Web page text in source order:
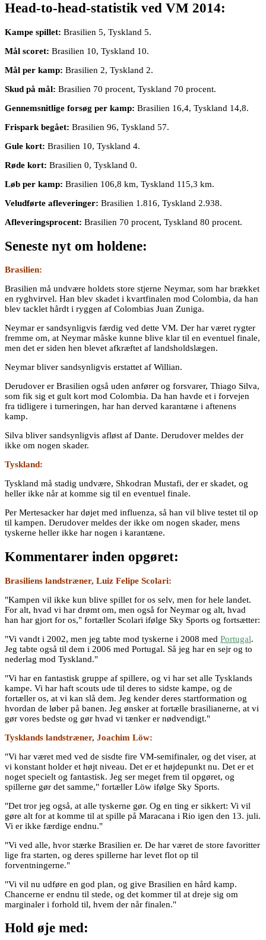
Head-to-head-statistik ved VM 2014:
Kampe spillet: Brasilien 5, Tyskland 5.
Mål scoret: Brasilien 10, Tyskland 10.
Mål per kamp: Brasilien 2, Tyskland 2.
Skud på mål: Brasilien 70 procent, Tyskland 70 procent.
Gennemsnitlige forsøg per kamp: Brasilien 16,4, Tyskland 14,8.
Frispark begået: Brasilien 96, Tyskland 57.
Gule kort: Brasilien 10, Tyskland 4.
Røde kort: Brasilien 0, Tyskland 0.
Løb per kamp: Brasilien 106,8 km, Tyskland 115,3 km.
Veludførte afleveringer: Brasilien 1.816, Tyskland 2.938.
Afleveringsprocent: Brasilien 70 procent, Tyskland 80 procent.
Seneste nyt om holdene:
Brasilien:
Brasilien må undvære holdets store stjerne Neymar, som har brækket
en ryghvirvel. Han blev skadet i kvartfinalen mod Colombia, da han
blev tacklet hårdt i ryggen af Colombias Juan Zuniga.
Neymar er sandsynligvis færdig ved dette VM. Der har været rygter
fremme om, at Neymar måske kunne blive klar til en eventuel finale,
men det er siden hen blevet afkræftet af landsholdslægen.
Neymar bliver sandsynligvis erstattet af Willian.
Derudover er Brasilien også uden anfører og forsvarer, Thiago Silva,
som fik sig et gult kort mod Colombia. Da han havde et i forvejen
fra tidligere i turneringen, har han derved karantæne i aftenens
kamp.
Silva bliver sandsynligvis afløst af Dante. Derudover meldes der
ikke om nogen skader.
Tyskland:
Tyskland må stadig undvære, Shkodran Mustafi, der er skadet, og
heller ikke når at komme sig til en eventuel finale.
Per Mertesacker har døjet med influenza, så han vil blive testet til op
til kampen. Derudover meldes der ikke om nogen skader, mens
tyskerne heller ikke har nogen i karantæne.
Kommentarer inden opgøret:
Brasiliens landstræner, Luiz Felipe Scolari:
"Kampen vil ikke kun blive spillet for os selv, men for hele landet.
For alt, hvad vi har drømt om, men også for Neymar og alt, hvad
han har gjort for os," fortæller Scolari ifølge Sky Sports og fortsætter:
"Vi vandt i 2002, men jeg tabte mod tyskerne i 2008 med Portugal.
Jeg tabte også til dem i 2006 med Portugal. Så jeg har en sejr og to
nederlag mod Tyskland."
"Vi har en fantastisk gruppe af spillere, og vi har set alle Tysklands
kampe. Vi har haft scouts ude til deres to sidste kampe, og de
fortæller os, at vi kan slå dem. Jeg kender deres startformation og
hvordan de løber på banen. Jeg ønsker at fortælle brasilianerne, at vi
gør vores bedste og gør hvad vi tænker er nødvendigt."
Tysklands landstræner, Joachim Löw:
"Vi har været med ved de sisdte fire VM-semifinaler, og det viser, at
vi konstant holder et højt niveau. Det er et højdepunkt nu. Det er et
noget specielt og fantastisk. Jeg ser meget frem til opgøret, og
spillerne gør det samme," fortæller Löw ifølge Sky Sports.
"Det tror jeg også, at alle tyskerne gør. Og en ting er sikkert: Vi vil
gøre alt for at komme til at spille på Maracana i Rio igen den 13. juli.
Vi er ikke færdige endnu."
"Vi ved alle, hvor stærke Brasilien er. De har været de store favoritter
lige fra starten, og deres spillerne har levet flot op til
forventningerne."
"Vi vil nu udføre en god plan, og give Brasilien en hård kamp.
Chancerne er endnu til stede, og det kommer til at dreje sig om
marginaler i forhold til, hvem der når finalen."
Hold øje med: